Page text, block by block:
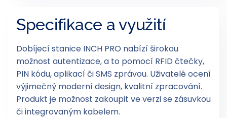
Specifikace a využití
Dobíjecí stanice INCH PRO nabízí širokou
možnost autentizace, a to pomocí RFID čtečky,
PIN kódu, aplikací či SMS zprávou. Uživatelé ocení
výjimečný moderní design, kvalitní zpracování.
Produkt je možnost zakoupit ve verzi se zásuvkou
či integrovaným kabelem.